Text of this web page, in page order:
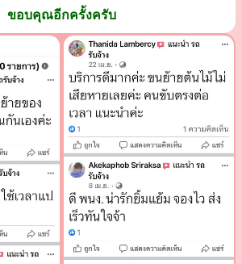
ขอบคุณอีกครั้งครับ